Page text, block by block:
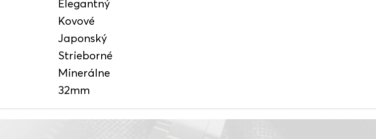
Elegantný
Kovové
Japonský
Strieborné
Minerálne
32mm